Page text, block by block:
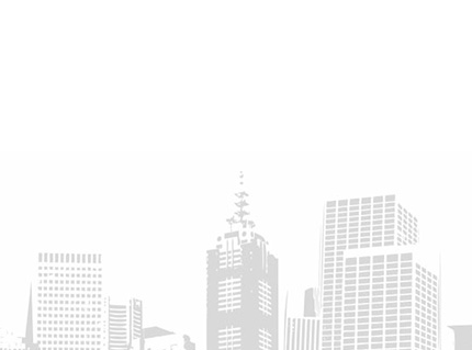
今日三大指数震荡调整。截至收盘，沪指涨0.57%，
深证成指跌0.24%，创业板指跌0.55%。盘面上，数
字货币概念掀涨停潮，飞天诚信、恒宝股份等多股涨
停；氟化工概念走强，中巨芯20%涨停，多氟多等多
股涨停；CPO概念延续涨势，长电科技等涨停。另